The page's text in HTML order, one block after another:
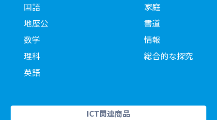
国語
地歴公
数学
理科
英語
家庭
書道
情報
総合的な探究
ICT関連商品